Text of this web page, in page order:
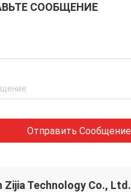
СООБЩЕНИЕ
Отправить Сообщение
Zijia Technology Co., Ltd.